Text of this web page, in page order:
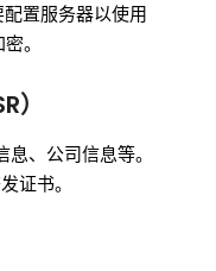
置服务器以使用
。
）
、公司信息等。
证书。